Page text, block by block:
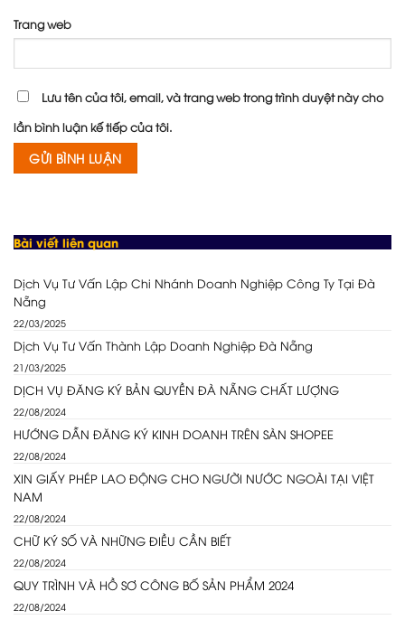
Trang web
Lưu tên của tôi, email, và trang web trong trình duyệt này cho
lần bình luận kế tiếp của tôi.
Bài viết liên quan
Dịch Vụ Tư Vấn Lập Chi Nhánh Doanh Nghiệp Công Ty Tại Đà
Nẵng
22/03/2025
Dịch Vụ Tư Vấn Thành Lập Doanh Nghiệp Đà Nẵng
21/03/2025
DỊCH VỤ ĐĂNG KÝ BẢN QUYỀN ĐÀ NẴNG CHẤT LƯỢNG
22/08/2024
HƯỚNG DẪN ĐĂNG KÝ KINH DOANH TRÊN SÀN SHOPEE
22/08/2024
XIN GIẤY PHÉP LAO ĐỘNG CHO NGƯỜI NƯỚC NGOÀI TẠI VIỆT
NAM
22/08/2024
CHỮ KÝ SỐ VÀ NHỮNG ĐIỀU CẦN BIẾT
22/08/2024
QUY TRÌNH VÀ HỒ SƠ CÔNG BỐ SẢN PHẨM 2024
22/08/2024